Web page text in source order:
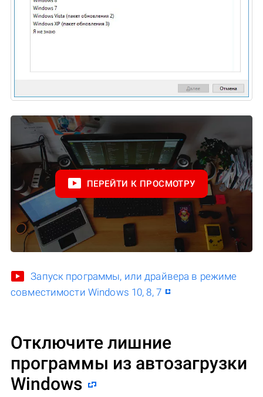
ПЕРЕЙТИ К ПРОСМОТРУ
Запуск программы, или драйвера в режиме
совместимости Windows 10, 8, 7
Отключите лишние
программы из автозагрузки
Windows